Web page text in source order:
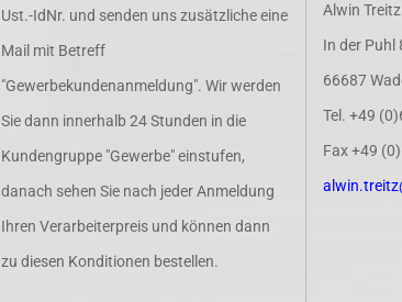
Ust.-IdNr. und senden uns zusätzliche eine
Mail mit Betreff
"Gewerbekundenanmeldung". Wir werden
Sie dann innerhalb 24 Stunden in die
Kundengruppe "Gewerbe" einstufen,
danach sehen Sie nach jeder Anmeldung
Ihren Verarbeiterpreis und können dann
zu diesen Konditionen bestellen.
Alwin Treitz
In der Puhl
66687
Tel. +49
Fax +49